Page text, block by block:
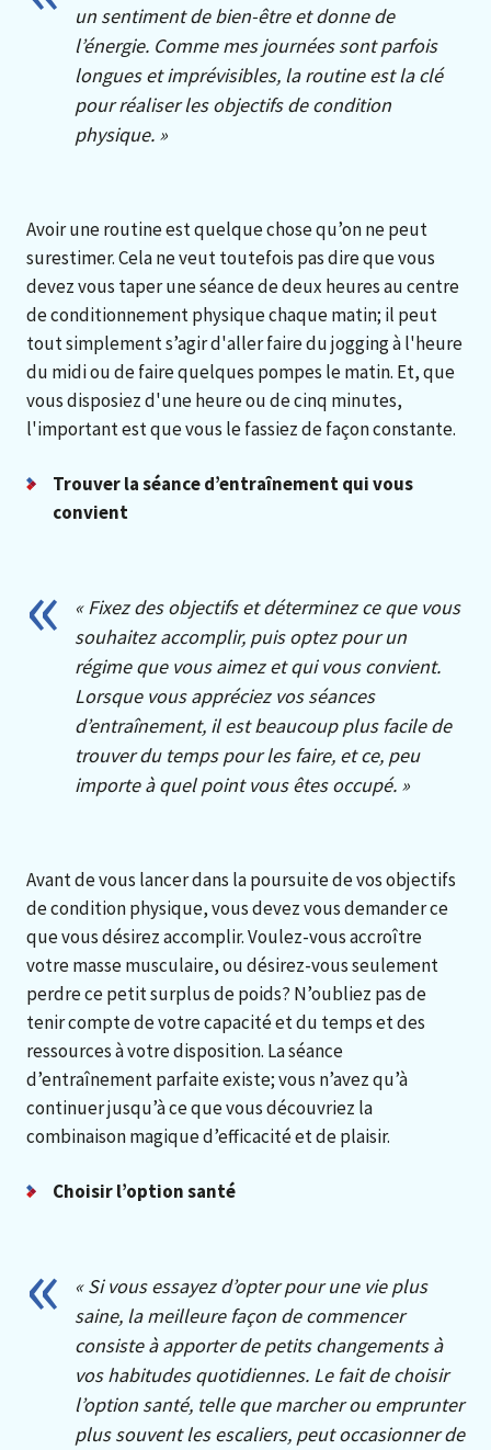
un sentiment de bien-être et donne de
l’énergie. Comme mes journées sont parfois
longues et imprévisibles, la routine est la clé
pour réaliser les objectifs de condition
physique. »
Avoir une routine est quelque chose qu’on ne peut
surestimer. Cela ne veut toutefois pas dire que vous
devez vous taper une séance de deux heures au centre
de conditionnement physique chaque matin; il peut
tout simplement s’agir d'aller faire du jogging à l'heure
du midi ou de faire quelques pompes le matin. Et, que
vous disposiez d'une heure ou de cinq minutes,
l'important est que vous le fassiez de façon constante.
Trouver la séance d’entraînement qui vous
convient
« Fixez des objectifs et déterminez ce que vous
souhaitez accomplir, puis optez pour un
régime que vous aimez et qui vous convient.
Lorsque vous appréciez vos séances
d’entraînement, il est beaucoup plus facile de
trouver du temps pour les faire, et ce, peu
importe à quel point vous êtes occupé. »
Avant de vous lancer dans la poursuite de vos objectifs
de condition physique, vous devez vous demander ce
que vous désirez accomplir. Voulez-vous accroître
votre masse musculaire, ou désirez-vous seulement
perdre ce petit surplus de poids? N’oubliez pas de
tenir compte de votre capacité et du temps et des
ressources à votre disposition. La séance
d’entraînement parfaite existe; vous n’avez qu’à
continuer jusqu’à ce que vous découvriez la
combinaison magique d’efficacité et de plaisir.
Choisir l’option santé
« Si vous essayez d’opter pour une vie plus
saine, la meilleure façon de commencer
consiste à apporter de petits changements à
vos habitudes quotidiennes. Le fait de choisir
l’option santé, telle que marcher ou emprunter
plus souvent les escaliers, peut occasionner de